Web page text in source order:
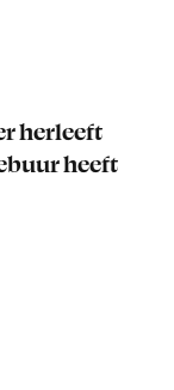
herleeft
heeft